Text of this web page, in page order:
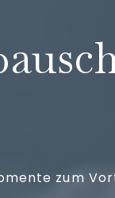
zum